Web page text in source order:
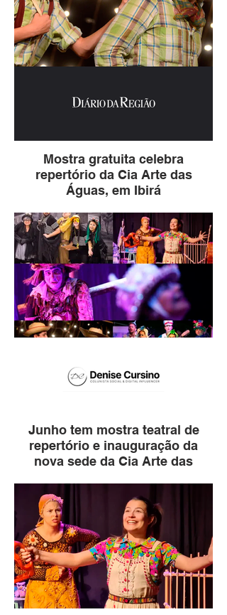
Mostra gratuita celebra
repertório da Cia Arte das
Águas, em Ibirá
Junho tem mostra teatral de
repertório e inauguração da
nova sede da Cia Arte das